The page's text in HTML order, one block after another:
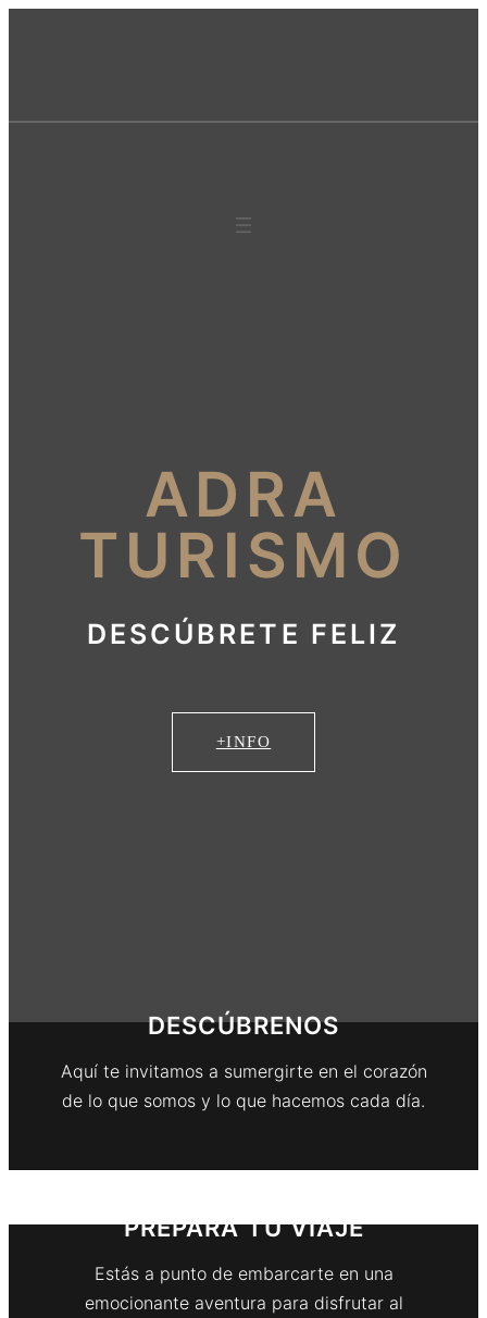
ADRA
TURISMO
DESCÚBRETE FELIZ
+INFO
DESCÚBRENOS
Aquí te invitamos a sumergirte en el corazón
de lo que somos y lo que hacemos cada día.
PREPARA TÚ VIAJE
Estás a punto de embarcarte en una
emocionante aventura para disfrutar al